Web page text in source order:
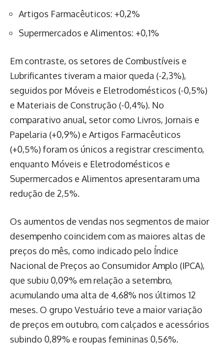
Artigos Farmacêuticos: +0,2%
Supermercados e Alimentos: +0,1%
Em contraste, os setores de Combustíveis e
Lubrificantes tiveram a maior queda (-2,3%),
seguidos por Móveis e Eletrodomésticos (-0,5%)
e Materiais de Construção (-0,4%). No
comparativo anual, setor como Livros, Jornais e
Papelaria (+0,9%) e Artigos Farmacêuticos
(+0,5%) foram os únicos a registrar crescimento,
enquanto Móveis e Eletrodomésticos e
Supermercados e Alimentos apresentaram uma
redução de 2,5%.
Os aumentos de vendas nos segmentos de maior
desempenho coincidem com as maiores altas de
preços do mês, como indicado pelo Índice
Nacional de Preços ao Consumidor Amplo (IPCA),
que subiu 0,09% em relação a setembro,
acumulando uma alta de 4,68% nos últimos 12
meses. O grupo Vestuário teve a maior variação
de preços em outubro, com calçados e acessórios
subindo 0,89% e roupas femininas 0,56%.